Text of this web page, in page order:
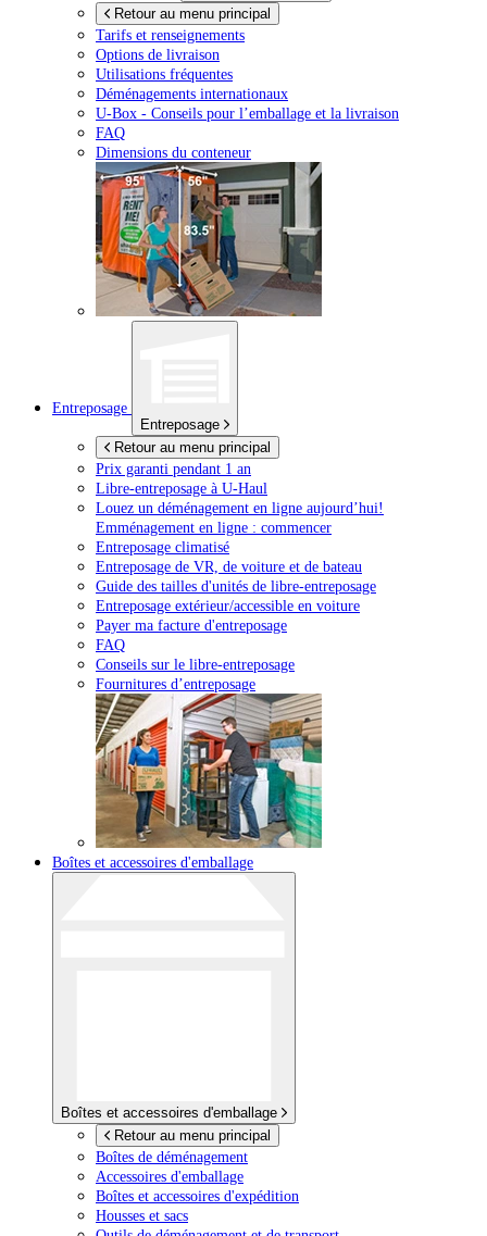
Retour au menu principal
Tarifs et renseignements
Options de livraison
Utilisations fréquentes
Déménagements internationaux
U-Box - Conseils pour l’emballage et la livraison
FAQ
Dimensions du conteneur
Entreposage
Entreposage
Retour au menu principal
Prix garanti pendant 1 an
Libre-entreposage à U-Haul
Louez un déménagement en ligne aujourd’hui!
Emménagement en ligne : commencer
Entreposage climatisé
Entreposage de VR, de voiture et de bateau
Guide des tailles d'unités de libre-entreposage
Entreposage extérieur/accessible en voiture
Payer ma facture d'entreposage
FAQ
Conseils sur le libre-entreposage
Fournitures d’entreposage
Boîtes et accessoires d'emballage
Boîtes et accessoires d'emballage
Retour au menu principal
Boîtes de déménagement
Accessoires d'emballage
Boîtes et accessoires d'expédition
Housses et sacs